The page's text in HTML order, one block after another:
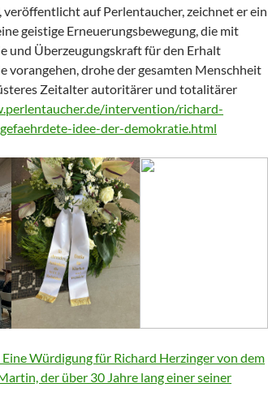
auf Perlentaucher, zeichnet er ein
geistige Erneuerungsbewegung, die mit
und Überzeugungskraft für den Erhalt
vorangehen, drohe der gesamten Menschheit
Zeitalter autoritärer und totalitärer
intervention/richard-
idee-der-demokratie.html
Würdigung für Richard Herzinger von dem
der über 30 Jahre lang einer seiner